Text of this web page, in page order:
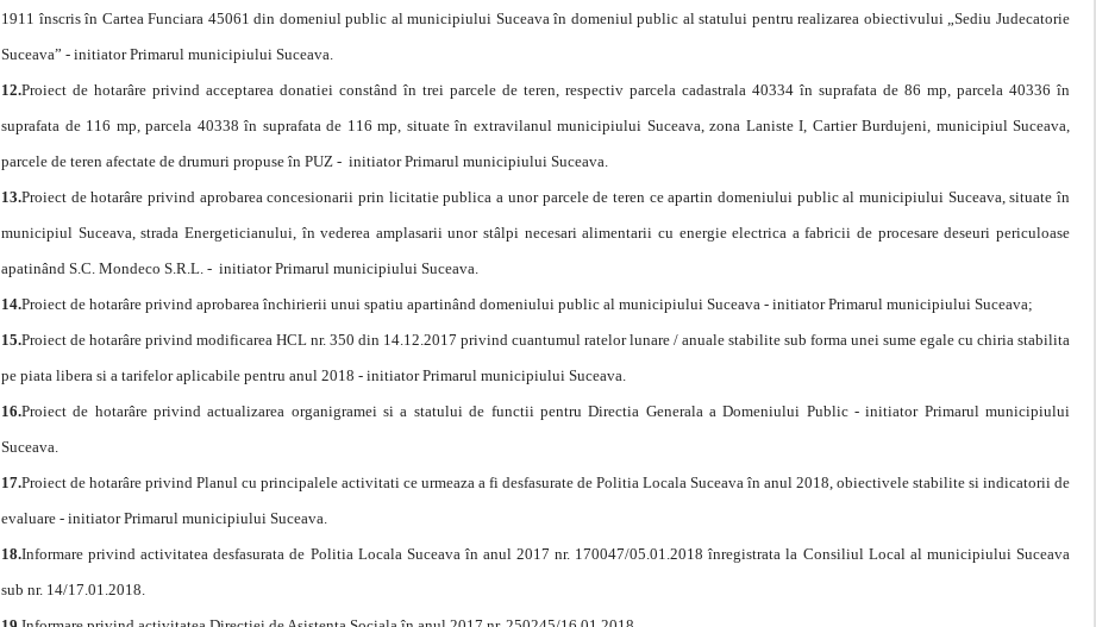
1911 înscris în Cartea Funciara 45061 din domeniul public al municipiului Suceava în domeniul public al statului pentru realizarea obiectivului „Sediu Judecatorie
Suceava” - initiator Primarul municipiului Suceava.
12.Proiect de hotarâre privind acceptarea donatiei constând în trei parcele de teren, respectiv parcela cadastrala 40334 în suprafata de 86 mp, parcela 40336 în
suprafata de 116 mp, parcela 40338 în suprafata de 116 mp, situate în extravilanul municipiului Suceava, zona Laniste I, Cartier Burdujeni, municipiul Suceava,
parcele de teren afectate de drumuri propuse în PUZ - initiator Primarul municipiului Suceava.
13.Proiect de hotarâre privind aprobarea concesionarii prin licitatie publica a unor parcele de teren ce apartin domeniului public al municipiului Suceava, situate în
municipiul Suceava, strada Energeticianului, în vederea amplasarii unor stâlpi necesari alimentarii cu energie electrica a fabricii de procesare deseuri periculoase
apatinând S.C. Mondeco S.R.L. - initiator Primarul municipiului Suceava.
14.Proiect de hotarâre privind aprobarea închirierii unui spatiu apartinând domeniului public al municipiului Suceava - initiator Primarul municipiului Suceava;
15.Proiect de hotarâre privind modificarea HCL nr. 350 din 14.12.2017 privind cuantumul ratelor lunare / anuale stabilite sub forma unei sume egale cu chiria stabilita
pe piata libera si a tarifelor aplicabile pentru anul 2018 - initiator Primarul municipiului Suceava.
16.Proiect de hotarâre privind actualizarea organigramei si a statului de functii pentru Directia Generala a Domeniului Public - initiator Primarul municipiului
Suceava.
17.Proiect de hotarâre privind Planul cu principalele activitati ce urmeaza a fi desfasurate de Politia Locala Suceava în anul 2018, obiectivele stabilite si indicatorii de
evaluare - initiator Primarul municipiului Suceava.
18.Informare privind activitatea desfasurata de Politia Locala Suceava în anul 2017 nr. 170047/05.01.2018 înregistrata la Consiliul Local al municipiului Suceava
sub nr. 14/17.01.2018.